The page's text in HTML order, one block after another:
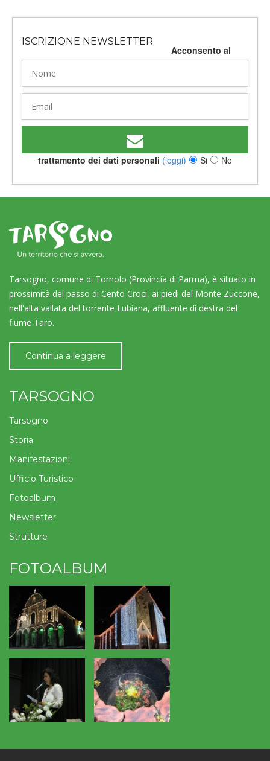
ISCRIZIONE NEWSLETTER
Acconsento al
trattamento dei dati personali (leggi) Si No
Tarsogno, comune di Tornolo (Provincia di Parma), è situato in
prossimità del passo di Cento Croci, ai piedi del Monte Zuccone,
nell'alta vallata del torrente Lubiana, affluente di destra del
fiume Taro.
Continua a leggere
TARSOGNO
Tarsogno
Storia
Manifestazioni
Ufficio Turistico
Fotoalbum
Newsletter
Strutture
FOTOALBUM